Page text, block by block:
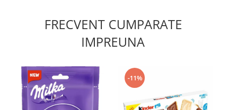
FRECVENT CUMPARATE
IMPREUNA
-11%